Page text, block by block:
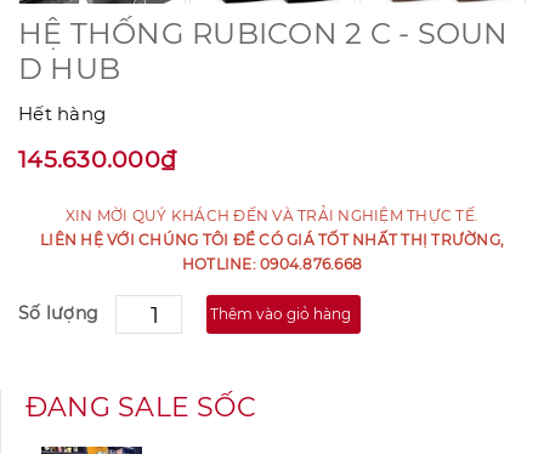
HỆ THỐNG RUBICON 2 C - SOUN
D HUB
Hết hàng
145.630.000₫
XIN MỜI QUÝ KHÁCH ĐẾN VÀ TRẢI NGHIỆM THỰC TẾ.
LIÊN HỆ VỚI CHÚNG TÔI ĐỂ CÓ GIÁ TỐT NHẤT THỊ TRƯỜNG,
HOTLINE: 0904.876.668
Số lượng Thêm vào giỏ hàng
ĐANG SALE SỐC